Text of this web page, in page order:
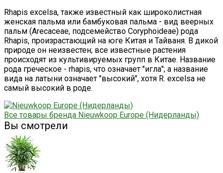
Rhapis excelsa, также известный как широколистная
женская пальма или бамбуковая пальма - вид веерных
пальм (Arecaceae, подсемейство Coryphoideae) рода
Rhapis, произрастающий на юге Китая и Тайваня. В дикой
природе он неизвестен; все известные растения
происходят из культивируемых групп в Китае. Название
рода греческое - rhapis, что означает "игла"; а название
вида на латыни означает "высокий", хотя R. excelsa не
самый высокий в роде.
Все товары бренда Nieuwkoop Europe (Нидерланды)
Вы смотрели